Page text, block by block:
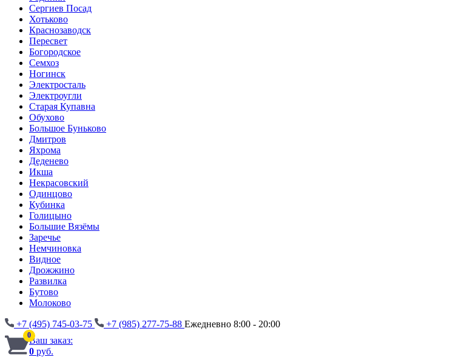
Сергиев Посад
Хотьково
Краснозаводск
Пересвет
Богородское
Семхоз
Ногинск
Электросталь
Электроугли
Старая Купавна
Обухово
Большое Буньково
Дмитров
Яхрома
Деденево
Икша
Некрасовский
Одинцово
Кубинка
Голицыно
Большие Вязёмы
Заречье
Немчиновка
Видное
Дрожжино
Развилка
Бутово
Молоково
+7 (495) 745-03-75 +7 (985) 277-75-88 Ежедневно 8:00 - 20:00
0Ваш заказ:
0 руб.